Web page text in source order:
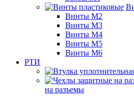
Винты М2
Винты М3
Винты М4
Винты М5
Винты М6
РТИ
на разъемы